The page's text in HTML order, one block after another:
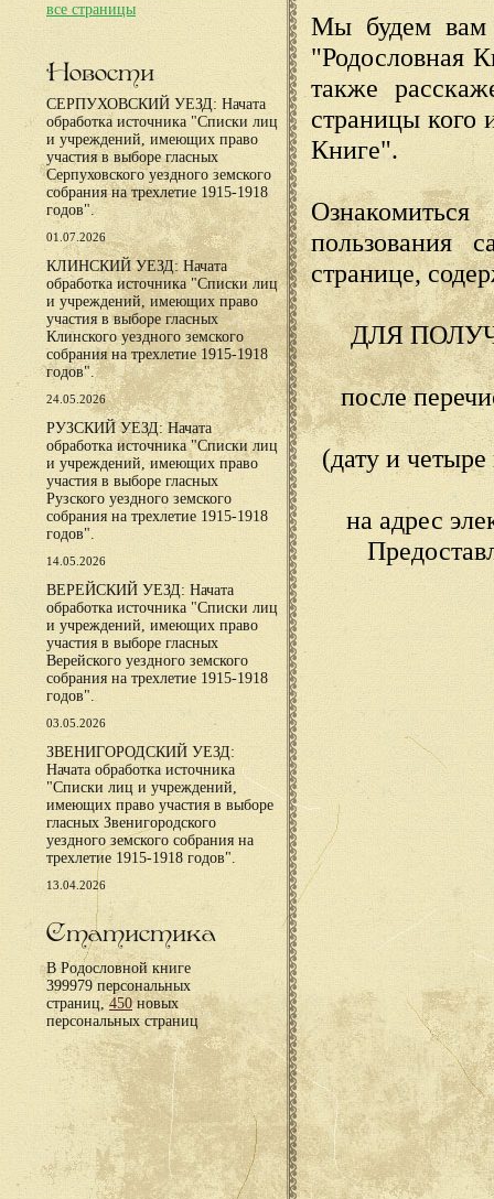
все страницы
Новости
СЕРПУХОВСКИЙ УЕЗД: Начата
обработка источника "Списки лиц
и учреждений, имеющих право
участия в выборе гласных
Серпуховского уездного земского
собрания на трехлетие 1915-1918
годов".
01.07.2026
КЛИНСКИЙ УЕЗД: Начата
обработка источника "Списки лиц
и учреждений, имеющих право
участия в выборе гласных
Клинского уездного земского
собрания на трехлетие 1915-1918
годов".
24.05.2026
РУЗСКИЙ УЕЗД: Начата
обработка источника "Списки лиц
и учреждений, имеющих право
участия в выборе гласных
Рузского уездного земского
собрания на трехлетие 1915-1918
годов".
14.05.2026
ВЕРЕЙСКИЙ УЕЗД: Начата
обработка источника "Списки лиц
и учреждений, имеющих право
участия в выборе гласных
Верейского уездного земского
собрания на трехлетие 1915-1918
годов".
03.05.2026
ЗВЕНИГОРОДСКИЙ УЕЗД:
Начата обработка источника
"Списки лиц и учреждений,
имеющих право участия в выборе
гласных Звенигородского
уездного земского собрания на
трехлетие 1915-1918 годов".
13.04.2026
Статистика
В Родословной книге
399979 персональных
страниц,450новых
персональных страниц
Мы будем вам
"Родословная
также
страницы кого
Книге".
пользования
странице,
ДЛЯ
после
(дату и
на адрес